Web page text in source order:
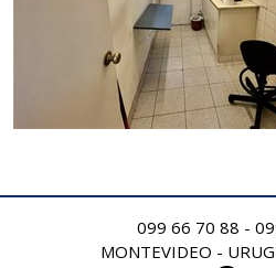
099 66 70 88 -
MONTEVIDEO -